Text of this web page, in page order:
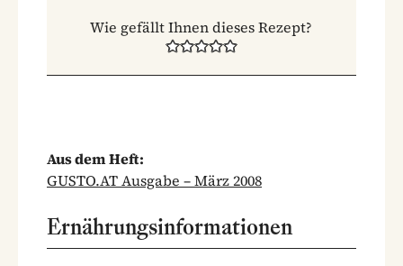
Wie gefällt Ihnen dieses Rezept?
Aus dem Heft:
GUSTO.AT Ausgabe – März 2008
Ernährungsinformationen